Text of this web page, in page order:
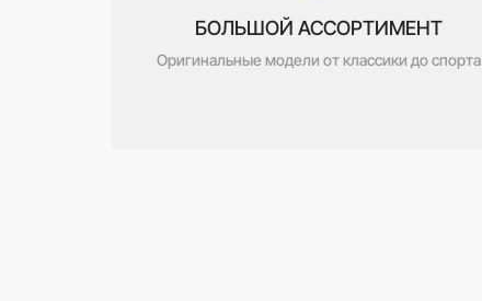
БОЛЬШОЙ АССОРТИМЕНТ
Оригинальные модели от классики до спорта